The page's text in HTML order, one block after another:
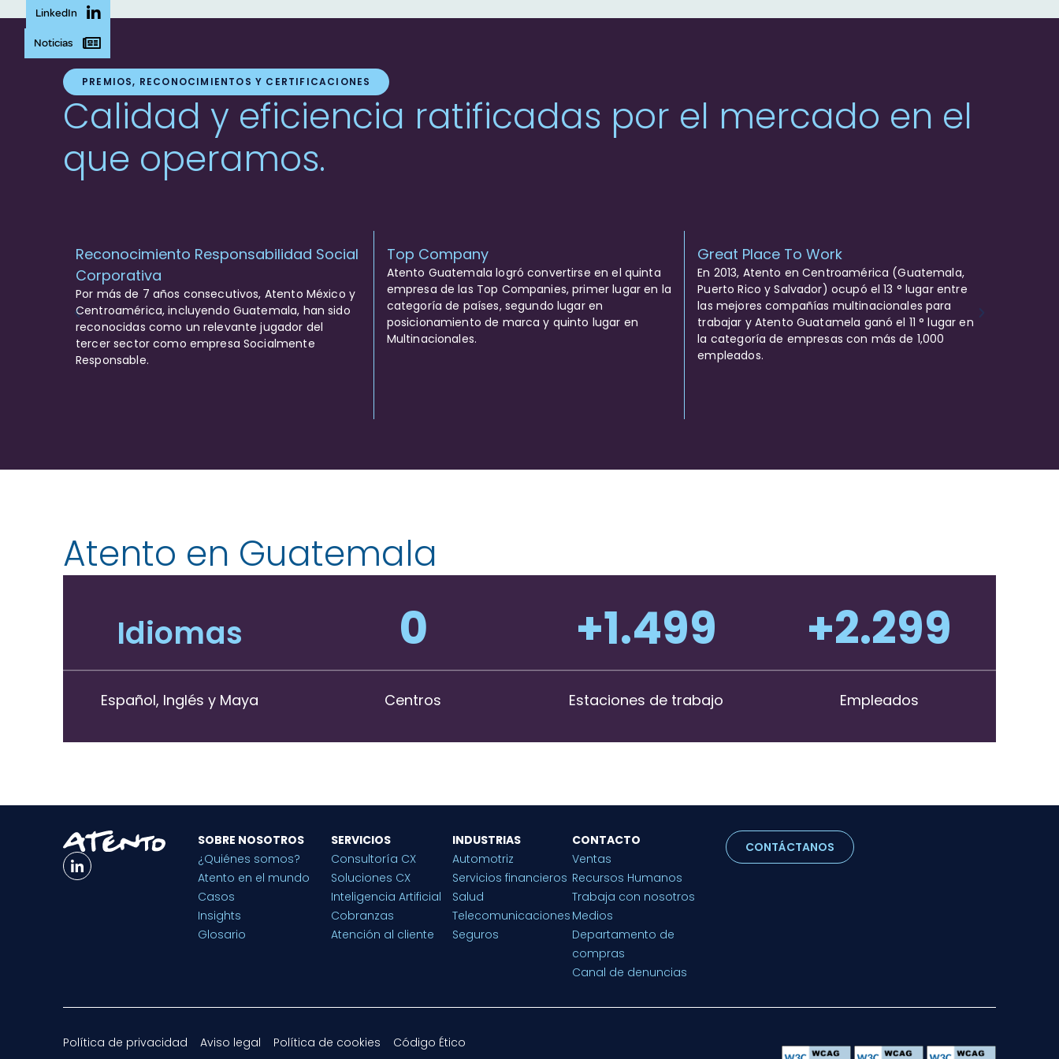
PREMIOS, RECONOCIMIENTOS Y CERTIFICACIONES
Calidad y eficiencia ratificadas por el mercado en el
que operamos.
Reconocimiento Responsabilidad Social
Corporativa
Por más de 7 años consecutivos, Atento México y
Centroamérica, incluyendo Guatemala, han sido
reconocidas como un relevante jugador del
tercer sector como empresa Socialmente
Responsable.
Top Company
Atento Guatemala logró convertirse en el quinta
empresa de las Top Companies, primer lugar en la
categoría de países, segundo lugar en
posicionamiento de marca y quinto lugar en
Multinacionales.
Great Place To Work
En 2013, Atento en Centroamérica (Guatemala,
Puerto Rico y Salvador) ocupó el 13 ° lugar entre
las mejores compañías multinacionales para
trabajar y Atento Guatamela ganó el 11 ° lugar en
la categoría de empresas con más de 1,000
empleados.
Atento en Guatemala
Idiomas
Español, Inglés y Maya
1
Centros
+1.500
Estaciones de trabajo
+2.300
Empleados
SOBRE NOSOTROS
¿Quiénes somos?
Atento en el mundo
Casos
Insights
Glosario
SERVICIOS
Consultoría CX
Soluciones CX
Inteligencia Artificial
Cobranzas
Atención al cliente
INDUSTRIAS
Automotriz
Servicios financieros
Salud
Telecomunicaciones
Seguros
CONTACTO
Ventas
Recursos Humanos
Trabaja con nosotros
Medios
Departamento de
compras
Canal de denuncias
CONTÁCTANOS
Política de privacidad Aviso legal Política de cookies Código Ético
LinkedIn
Noticias